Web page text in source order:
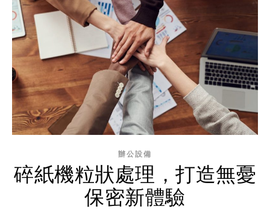
辦公設備
碎紙機粒狀處理，打造無憂
保密新體驗